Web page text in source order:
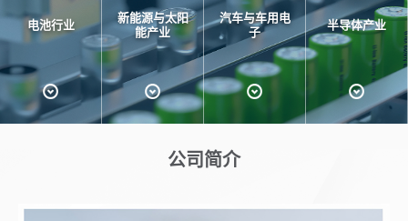
电池行业
新能源与太阳
能产业
汽车与车用电
子
半导体产业
公司简介